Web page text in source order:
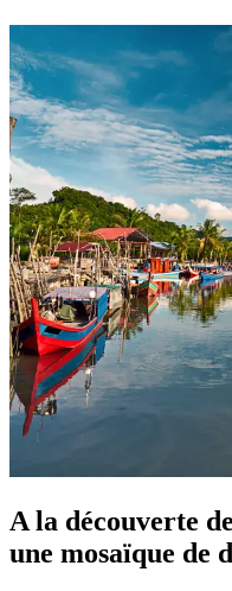
A la découverte
une mosaïque de